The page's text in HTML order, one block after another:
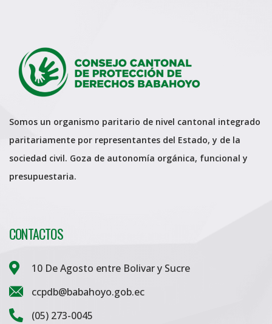
Somos un organismo paritario de nivel cantonal integrado
paritariamente por representantes del Estado, y de la
sociedad civil. Goza de autonomía orgánica, funcional y
presupuestaria.
CONTACTOS
10 De Agosto entre Bolivar y Sucre
ccpdb@babahoyo.gob.ec
(05) 273-0045